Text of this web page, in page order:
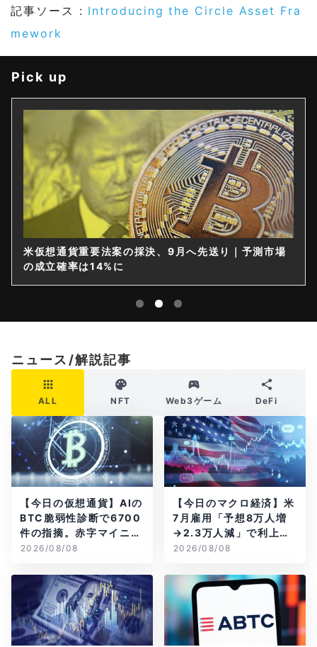
記事ソース : Introducing the Circle Asset Fra
mework
Pick up
米仮想通貨重要法案の採決、9月へ先送り｜予測市場
の成立確率は14%に
ニュース/解説記事
ALL NFT Web3ゲーム DeFi
【今日の仮想通貨】AIの
BTC脆弱性診断で6700
件の指摘。赤字マイニン
グ企業はAIに賭ける
2026/08/08
【今日のマクロ経済】米
7月雇用「予想8万人増
→2.3万人減」で利上げ
観測後退
2026/08/08